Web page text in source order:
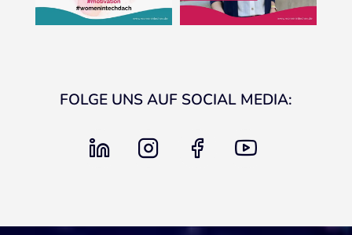
FOLGE UNS AUF SOCIAL MEDIA:
linkedin instagram